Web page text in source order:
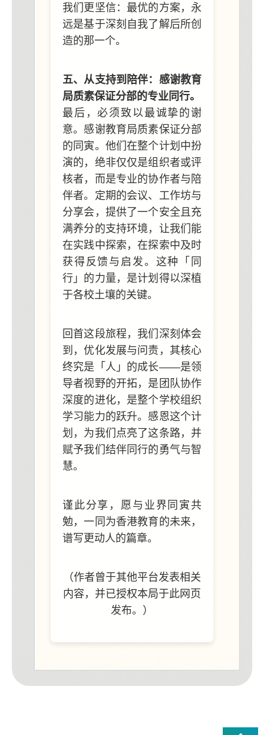
我们更坚信：最优的方案，永
远是基于深刻自我了解后所创
造的那一个。
五、从支持到陪伴：感谢教育
局质素保证分部的专业同行。
最后，必须致以最诚挚的谢
意。感谢教育局质素保证分部
的同寅。他们在整个计划中扮
演的，绝非仅仅是组织者或评
核者，而是专业的协作者与陪
伴者。定期的会议、工作坊与
分享会，提供了一个安全且充
满养分的支持环境，让我们能
在实践中探索，在探索中及时
获得反馈与启发。这种「同
行」的力量，是计划得以深植
于各校土壤的关键。
回首这段旅程，我们深刻体会
到，优化发展与问责，其核心
终究是「人」的成长——是领
导者视野的开拓，是团队协作
深度的进化，是整个学校组织
学习能力的跃升。感恩这个计
划，为我们点亮了这条路，并
赋予我们结伴同行的勇气与智
慧。
谨此分享，愿与业界同寅共
勉，一同为香港教育的未来，
谱写更动人的篇章。
（作者曾于其他平台发表相关
内容，并已授权本局于此网页
发布。）